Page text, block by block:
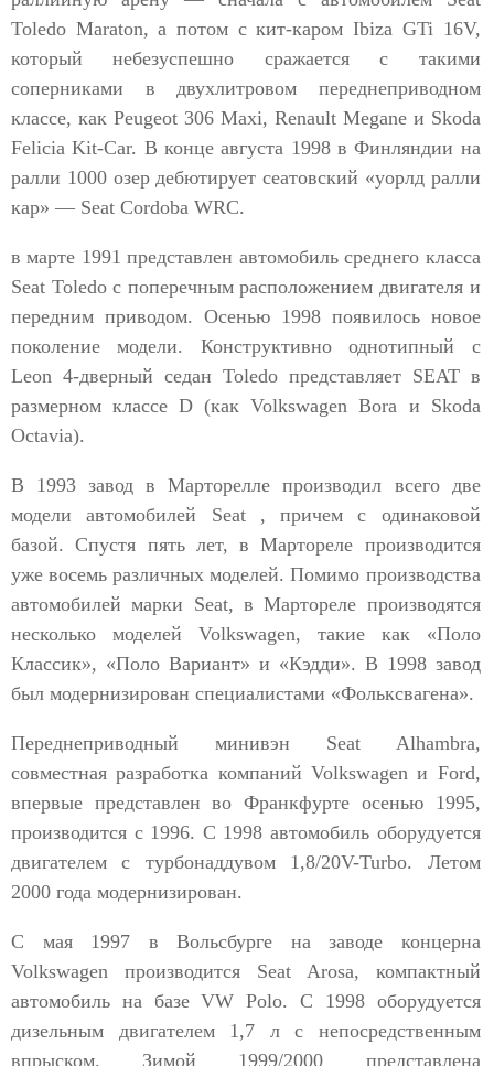
Toledo Maraton, а потом с кит-каром Ibiza GTi 16V,
который небезуспешно сражается с такими
соперниками в двухлитровом переднеприводном
классе, как Peugeot 306 Maxi, Renault Megane и Skoda
Felicia Kit-Сar. В конце августа 1998 в Финляндии на
ралли 1000 озер дебютирует сеатовский «уорлд ралли
кар» — Seat Сordoba WRC.
в марте 1991 представлен автомобиль среднего класса
Seat Toledo с поперечным расположением двигателя и
передним приводом. Осенью 1998 появилось новое
поколение модели. Конструктивно однотипный с
Leon 4-дверный седан Toledo представляет SEAT в
размерном классе D (как Volkswagen Bora и Skoda
Octavia).
В 1993 завод в Марторелле производил всего две
модели автомобилей Seat , причем с одинаковой
базой. Спустя пять лет, в Мартореле производится
уже восемь различных моделей. Помимо производства
автомобилей марки Seat, в Мартореле производятся
несколько моделей Volkswagen, такие как «Поло
Классик», «Поло Вариант» и «Кэдди». В 1998 завод
был модернизирован специалистами «Фольксвагена».
Переднеприводный минивэн Seat Alhambra,
совместная разработка компаний Volkswagen и Ford,
впервые представлен во Франкфурте осенью 1995,
производится с 1996. С 1998 автомобиль оборудуется
двигателем с турбонаддувом 1,8/20V-Turbo. Летом
2000 года модернизирован.
С мая 1997 в Вольсбурге на заводе концерна
Volkswagen производится Seat Arosa, компактный
автомобиль на базе VW Polo. С 1998 оборудуется
дизельным двигателем 1,7 л с непосредственным
впрыском. Зимой 1999/2000 представлена